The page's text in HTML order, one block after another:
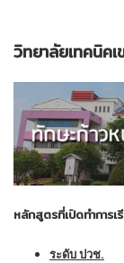
วิทยาลัยเทคนิ
หลักสูตรที่เปิดทำการเ
ระดับ ปวช.